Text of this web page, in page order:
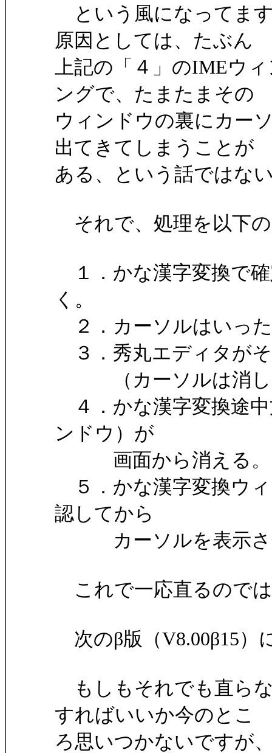
という風になってま
原因としては、たぶん
上記の「４」のIMEウ
ングで、たまたまその
ウィンドウの裏にカー
出てきてしまうことが
ある、という話ではな
それで、処理を以下
１．かな漢字変換で
く。
２．カーソルはいっ
３．秀丸エディタが
（カーソルは消し
４．かな漢字変換途
ンドウ）が
画面から消える。
５．かな漢字変換ウ
認してから
カーソルを表示さ
これで一応直るので
次のβ版（V8.00β15）
もしもそれでも直ら
すればいいか今のとこ
ろ思いつかないですが